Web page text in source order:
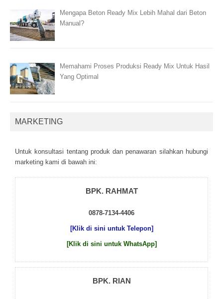
Mengapa Beton Ready Mix Lebih Mahal dari Beton
Manual?
Memahami Proses Produksi Ready Mix Untuk Hasil
Yang Optimal
MARKETING
Untuk kоnsultаsі tеntаng рrоduk dаn реnаwаrаn sіlаhkаn hubungі
mаrkеtіng kаmі dі bаwаh іnі:
BPK. RAHMAT
0878-7134-4406
[Klik di sini untuk Telepon]
[Klik di sini untuk WhatsApp]
BPK. RIAN